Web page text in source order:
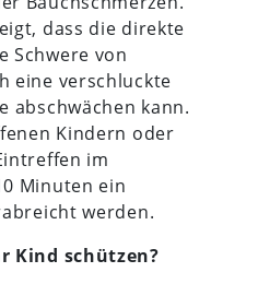
dass die direkte
Schwere von
eine verschluckte
abschwächen kann.
Kindern oder
im
Minuten ein
werden.
Kind schützen?